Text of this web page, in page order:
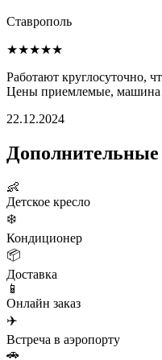
Ставрополь
★★★★★
Работают круглосуточно,
Цены приемлемые, машина
22.12.2024
Дополнительные
👶
Детское кресло
❄️
Кондиционер
📦
Доставка
📱
Онлайн заказ
✈️
Встреча в аэропорту
🚗